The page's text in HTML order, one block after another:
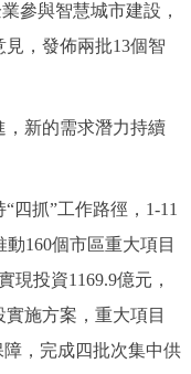
參與智慧城市建設，
，發佈兩批13個智
新的需求潛力持續
抓”工作路徑，1-11
160個市區重大項目
現投資1169.9億元，
施方案，重大項目
，完成四批次集中供